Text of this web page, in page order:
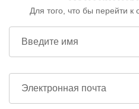
Для того, что бы перейти
Введите имя
Электронная почта